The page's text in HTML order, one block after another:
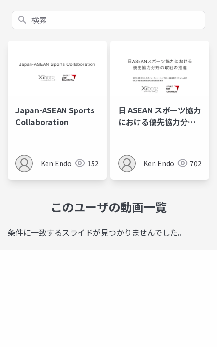
検索
Japan-ASEAN Sports
Collaboration
Ken Endo 152
日 ASEAN スポーツ協力
における優先協力分野
Ken Endo 702
このユーザの動画一覧
条件に一致するスライドが見つかりませんでした。